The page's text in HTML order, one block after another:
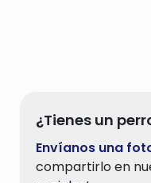
¿Tienes un
Envíanos una
compartirlo en